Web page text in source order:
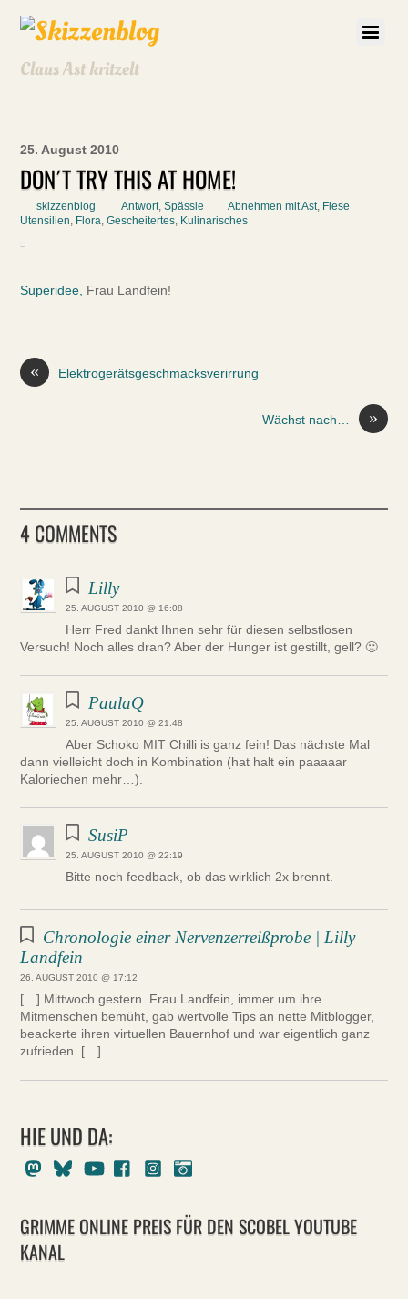
Claus Ast kritzelt
25. August 2010
DON´T TRY THIS AT HOME!
skizzenblog Antwort,Spässle Abnehmen mit Ast, Fiese
Utensilien, Flora,Gescheitertes, Kulinarisches
Superidee, Frau Landfein!
« Elektrogerätsgeschmacksverirrung
»
Wächst nach…
4 COMMENTS
Lilly
25. AUGUST 2010 @ 16:08
Herr Fred dankt Ihnen sehr für diesen selbstlosen
Versuch! Noch alles dran? Aber der Hunger ist gestillt, gell? 🙂
PaulaQ
25. AUGUST 2010 @ 21:48
Aber Schoko MIT Chilli is ganz fein! Das nächste Mal
dann vielleicht doch in Kombination (hat halt ein paaaaar
Kaloriechen mehr…).
SusiP
25. AUGUST 2010 @ 22:19
Bitte noch feedback, ob das wirklich 2x brennt.
Chronologie einer Nervenzerreißprobe | Lilly
Landfein
26. AUGUST 2010 @ 17:12
[…] Mittwoch gestern. Frau Landfein, immer um ihre
Mitmenschen bemüht, gab wertvolle Tips an nette Mitblogger,
beackerte ihren virtuellen Bauernhof und war eigentlich ganz
zufrieden. […]
HIE UND DA:
MastodonBlueskyYoutubeFacebookInstagram
GRIMME ONLINE PREIS FÜR DEN SCOBEL YOUTUBE
KANAL